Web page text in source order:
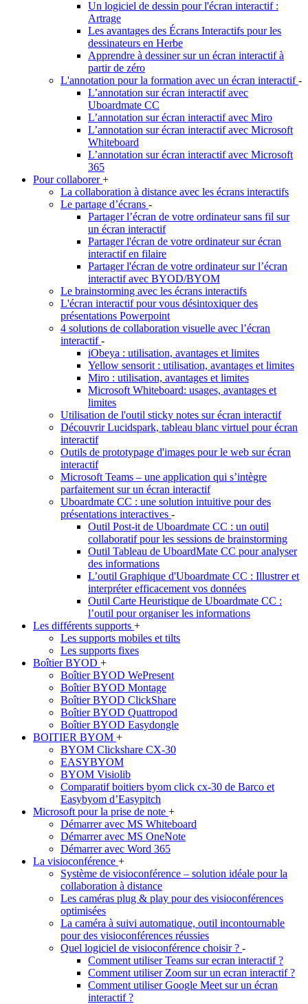
Un logiciel de dessin pour l'écran interactif :
Artrage
Les avantages des Écrans Interactifs pour les
dessinateurs en Herbe
Apprendre à dessiner sur un écran interactif à
partir de zéro
L'annotation pour la formation avec un écran interactif-
L’annotation sur écran interactif avec
Uboardmate CC
L’annotation sur écran interactif avec Miro
L’annotation sur écran interactif avec Microsoft
Whiteboard
L’annotation sur écran interactif avec Microsoft
365
Pour collaborer+
La collaboration à distance avec les écrans interactifs
Le partage d’écrans -
Partager l’écran de votre ordinateur sans fil sur
un écran interactif
Partager l'écran de votre ordinateur sur écran
interactif en filaire
Partager l'écran de votre ordinateur sur l’écran
interactif avec BYOD/BYOM
Le brainstorming avec les écrans interactifs
L'écran interactif pour vous désintoxiquer des
présentations Powerpoint
4 solutions de collaboration visuelle avec l’écran
interactif-
iObeya : utilisation, avantages et limites
Yellow sensorit : utilisation, avantages et limites
Miro : utilisation, avantages et limites
Microsoft Whiteboard: usages, avantages et
limites
Utilisation de l'outil sticky notes sur écran interactif
Découvrir Lucidspark, tableau blanc virtuel pour écran
interactif
Outils de prototypage d'images pour le web sur écran
interactif
Microsoft Teams – une application qui s’intègre
parfaitement sur un écran interactif
Uboardmate CC : une solution intuitive pour des
présentations interactives -
Outil Post-it de Uboardmate CC : un outil
collaboratif pour les sessions de brainstorming
Outil Tableau de UboardMate CC pour analyser
des informations
L’outil Graphique d'Uboardmate CC : Illustrer et
interpréter efficacement vos données
Outil Carte Heuristique de Uboardmate CC :
l’outil pour organiser les informations
Les différents supports +
Les supports mobiles et tilts
Les supports fixes
Boîtier BYOD +
Boîtier BYOD WePresent
Boîtier BYOD Montage
Boîtier BYOD ClickShare
Boîtier BYOD Quattropod
Boîtier BYOD Easydongle
BOITIER BYOM +
BYOM Clickshare CX-30
EASYBYOM
BYOM Visiolib
Comparatif boitiers byom click cx-30 de Barco et
Easybyom d’Easypitch
Microsoft pour la prise de note +
Démarrer avec MS Whiteboard
Démarrer avec MS OneNote
Démarrer avec Word 365
La visioconférence +
Système de visioconférence – solution idéale pour la
collaboration à distance
Les caméras plug & play pour des visioconférences
optimisées
La caméra à suivi automatique, outil incontournable
pour des visioconférences réussies
Quel logiciel de visioconférence choisir ? -
Comment utiliser Teams sur ecran interactif ?
Comment utiliser Zoom sur un ecran interactif ?
Comment utiliser Google Meet sur un écran
interactif ?